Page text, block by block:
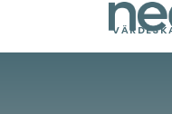
content